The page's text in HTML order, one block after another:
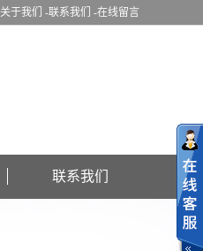
关于我们 -联系我们 -在线留言
联系我们